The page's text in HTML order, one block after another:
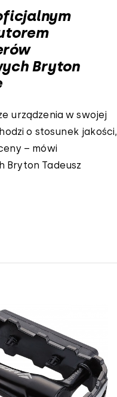
Bryton
urządzenia w swojej
o stosunek jakości,
– mówi
Bryton Tadeusz